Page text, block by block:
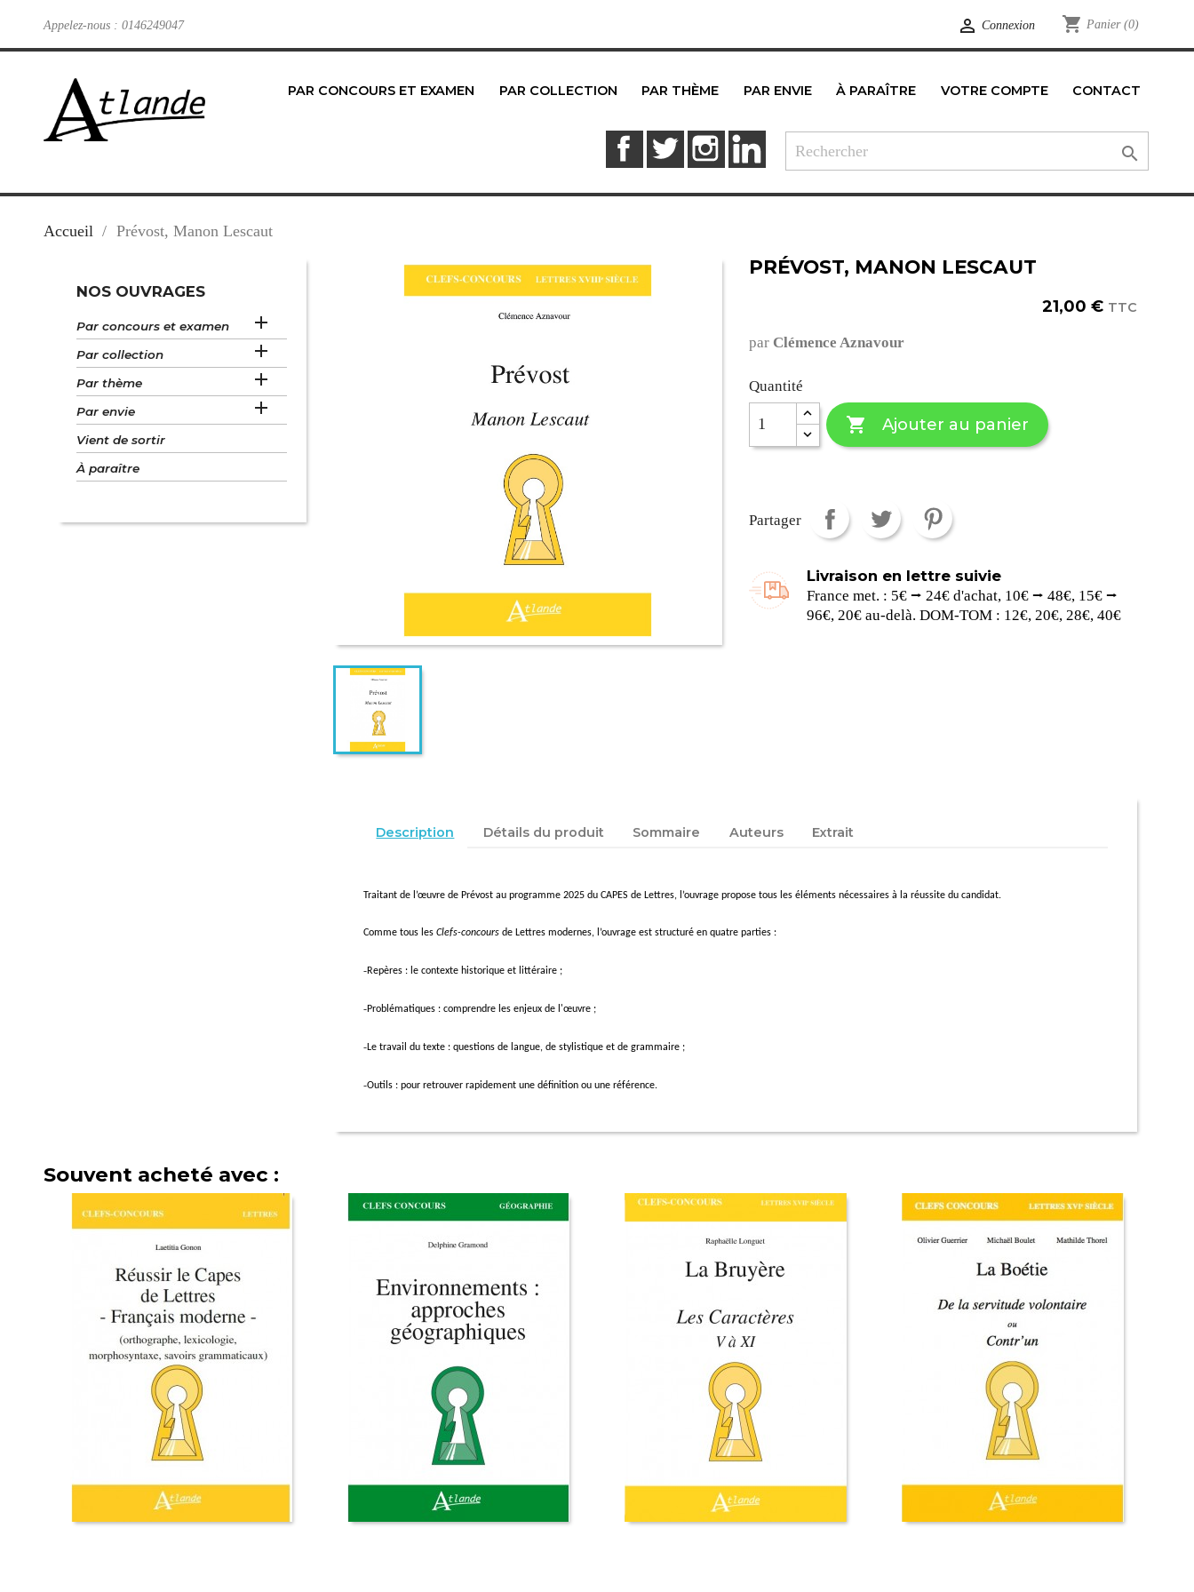
Appelez-nous : 0146249047  Connexion shopping_cart Panier (0)
PAR CONCOURS ET EXAMEN PAR COLLECTION PAR THÈME PAR ENVIE À PARAÎTRE VOTRE COMPTE CONTACT
FacebookTwitter Instagram

Accueil Prévost, Manon Lescaut
NOS OUVRAGES
Par concours et examen 
Par collection 
Par thème 
Par envie 
Vient de sortir
À paraître
PRÉVOST, MANON LESCAUT
21,00 € TTC
parClémence Aznavour
Quantité
 Ajouter au panier
Partager
Livraison en lettre suivie
France met. : 5€ ⭢ 24€ d'achat, 10€ ⭢ 48€, 15€ ⭢
96€, 20€ au-delà. DOM-TOM : 12€, 20€, 28€, 40€
Description Détails du produit Sommaire Auteurs Extrait
Traitant de l’œuvre de Prévost au programme 2025du CAPESde Lettres, l’ouvrage propose tous les éléments nécessaires à la réussite du candidat.
Comme tous lesClefs-concours de Lettres modernes, l’ouvrage est structuré en quatre parties :
-Repères : le contexte historique et littéraire ;
-Problématiques : comprendre les enjeux de l'œuvre ;
-Le travail du texte : questions de langue, de stylistique et de grammaire ;
-Outils : pour retrouver rapidement une définition ou une référence.
Souvent acheté avec :